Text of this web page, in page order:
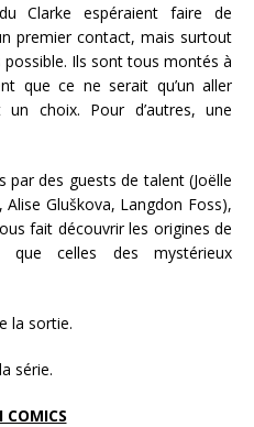
Clarke espéraient faire de
premier contact, mais surtout
Ils sont tous montés à
que ce ne serait qu’un aller
un choix. Pour d’autres, une
des guests de talent (Joëlle
Gluškova, Langdon Foss),
fait découvrir les origines de
que celles des mystérieux
la sortie.
série.
COMICS